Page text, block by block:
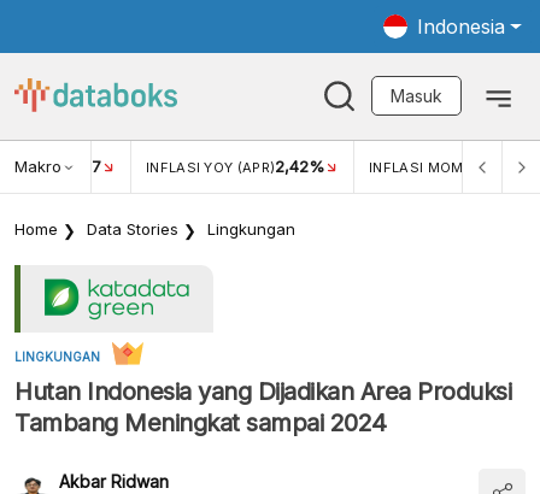
Indonesia
Masuk
Makro
USD/IDR 17 INFLASI YOY (APR)2,42% INFLASI MOM (APR)
Home Data Stories Lingkungan
LINGKUNGAN
Hutan Indonesia yang Dijadikan Area Produksi
Tambang Meningkat sampai 2024
Akbar Ridwan